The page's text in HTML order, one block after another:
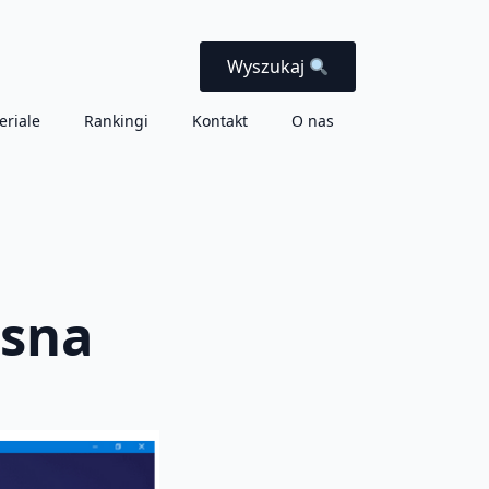
Wyszukaj
Rankingi Kontakt O nas